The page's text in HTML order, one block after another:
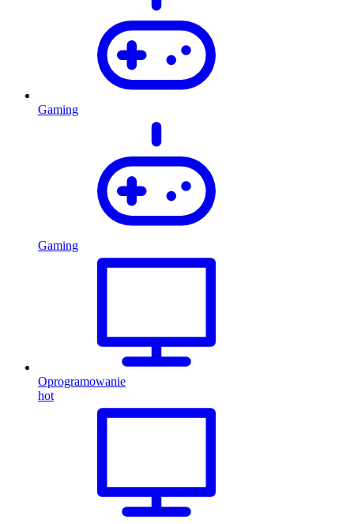
Gaming
Gaming
Oprogramowanie
hot